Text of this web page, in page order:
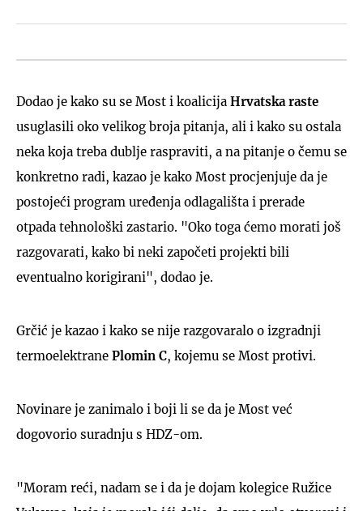
Dodao je kako su se Most i koalicija Hrvatska raste
usuglasili oko velikog broja pitanja, ali i kako su ostala
neka koja treba dublje raspraviti, a na pitanje o čemu se
konkretno radi, kazao je kako Most procjenjuje da je
postojeći program uređenja odlagališta i prerade
otpada tehnološki zastario. "Oko toga ćemo morati još
razgovarati, kako bi neki započeti projekti bili
eventualno korigirani", dodao je.
Grčić je kazao i kako se nije razgovaralo o izgradnji
termoelektrane Plomin C, kojemu se Most protivi.
Novinare je zanimalo i boji li se da je Most već
dogovorio suradnju s HDZ-om.
"Moram reći, nadam se i da je dojam kolegice Ružice